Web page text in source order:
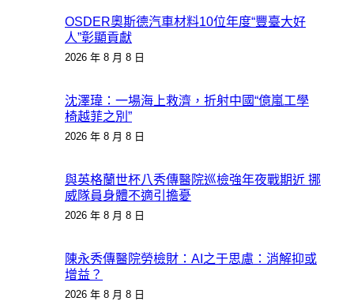
OSDER奧斯德汽車材料10位年度“豐臺大好
人”彰顯貢獻
2026 年 8 月 8 日
沈澤瑋：一場海上救濟，折射中國“億嵐工學
椅越菲之別”
2026 年 8 月 8 日
與英格蘭世杯八秀傳醫院巡檢強年夜戰期近 挪
威隊員身體不適引擔憂
2026 年 8 月 8 日
陳永秀傳醫院勞檢財：AI之于思慮：消解抑或
增益？
2026 年 8 月 8 日